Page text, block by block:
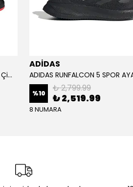
ADİDAS PREDATOR CLUB Katlanır Dilli Çim Saha/Çoklu Zemin Kramponu JR3330
ADİDAS
%10 ₺ 2,799.99
₺ 2,519.99
8 NUMARA